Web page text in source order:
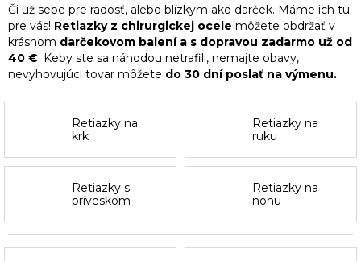
Či už sebe pre radosť, alebo blízkym ako darček. Máme ich tu
pre vás! Retiazky z chirurgickej ocele môžete obdržať v
krásnom darčekovom balení a s dopravou zadarmo už od
40 €. Keby ste sa náhodou netrafili, nemajte obavy,
nevyhovujúci tovar môžete do 30 dní poslať na výmenu.
Retiazky na
krk
Retiazky na
ruku
Retiazky s
príveskom
Retiazky na
nohu